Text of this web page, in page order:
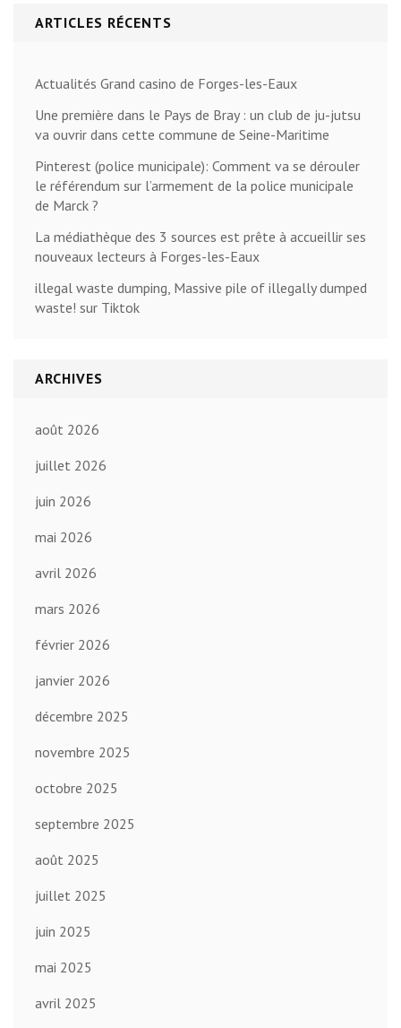
ARTICLES RÉCENTS
Actualités Grand casino de Forges-les-Eaux
Une première dans le Pays de Bray : un club de ju-jutsu
va ouvrir dans cette commune de Seine-Maritime
Pinterest (police municipale): Comment va se dérouler
le référendum sur l’armement de la police municipale
de Marck ?
La médiathèque des 3 sources est prête à accueillir ses
nouveaux lecteurs à Forges-les-Eaux
illegal waste dumping, Massive pile of illegally dumped
waste! sur Tiktok
ARCHIVES
août 2026
juillet 2026
juin 2026
mai 2026
avril 2026
mars 2026
février 2026
janvier 2026
décembre 2025
novembre 2025
octobre 2025
septembre 2025
août 2025
juillet 2025
juin 2025
mai 2025
avril 2025